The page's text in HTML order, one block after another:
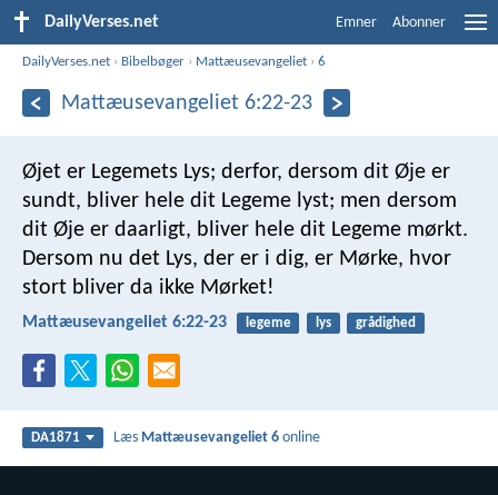
DailyVerses.net Emner Abonner
DailyVerses.net › Bibelbøger › Mattæusevangeliet ›6
Mattæusevangeliet 6:22-23
Øjet er Legemets Lys; derfor, dersom dit Øje er
sundt, bliver hele dit Legeme lyst; men dersom
dit Øje er daarligt, bliver hele dit Legeme mørkt.
Dersom nu det Lys, der er i dig, er Mørke, hvor
stort bliver da ikke Mørket!
Mattæusevangeliet 6:22-23 legeme lys grådighed
DA1871 Læs Mattæusevangeliet 6 online